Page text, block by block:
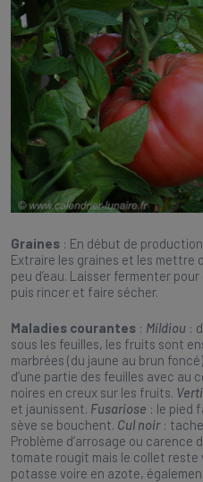
Graines : En début de
Extraire les graines et les mettre
peu d’eau. Laisser fermenter
puis rincer et faire sécher.
Maladies courantes : Mildiou :
sous les feuilles, les fruits sont
marbrées (du jaune au brun
d’une partie des feuilles avec au
noires en creux sur les fruits.
et jaunissent. Fusariose : le pied
sève se bouchent. Cul noir :
Problème d’arrosage ou carence
tomate rougit mais le collet reste
potasse voire en azote,